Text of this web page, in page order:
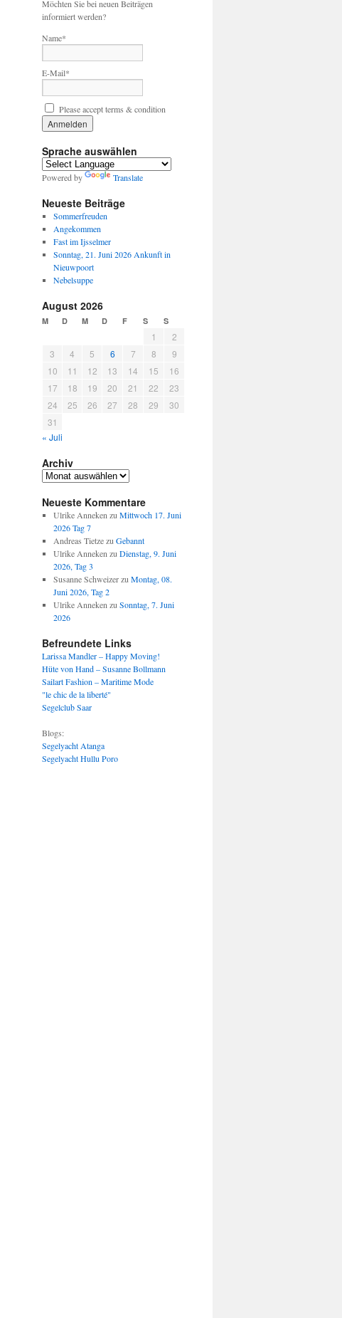
Möchten Sie bei neuen Beiträgen
informiert werden?
Name*
E-Mail*
Please accept terms & condition
Sprache auswählen
Powered by Translate
Neueste Beiträge
Sommerfreuden
Angekommen
Fast im Ijsselmer
Sonntag, 21. Juni 2026 Ankunft in
Nieuwpoort
Nebelsuppe
August 2026
M D M D F S S
1
2
3
4 5 6 7 8
9
10
11 12 13 14 15
16
17
18 19 20 21 22
23
24
25 26 27 28 29
30
31
« Juli
Archiv
Archiv
Neueste Kommentare
Ulrike AnnekenzuMittwoch 17. Juni
2026 Tag 7
Andreas TietzezuGebannt
Ulrike AnnekenzuDienstag, 9. Juni
2026, Tag 3
Susanne SchweizerzuMontag, 08.
Juni 2026, Tag 2
Ulrike AnnekenzuSonntag, 7. Juni
2026
Befreundete Links
Larissa Mandler – Happy Moving!
Hüte von Hand – Susanne Bollmann
Sailart Fashion – Maritime Mode
"le chic de la liberté"
Segelclub Saar
Blogs:
Segelyacht Atanga
Segelyacht Hullu Poro